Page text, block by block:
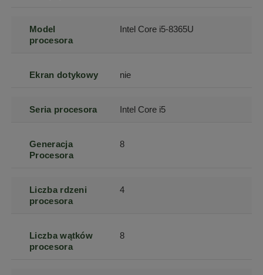
Model
procesora
Intel Core i5-8365U
Ekran dotykowy nie
Seria procesora Intel Core i5
Generacja
Procesora
8
Liczba rdzeni
procesora
4
Liczba wątków
procesora
8